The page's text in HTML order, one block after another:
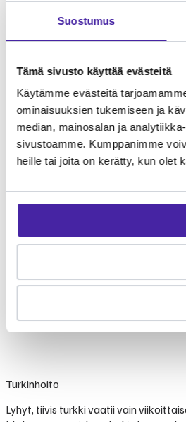
Suostumus
Tämä sivusto käyttää evästeitä
Käytämme evästeitä
ominaisuuksien tukemiseen ja
median, mainosalan ja
sivustoamme. Kumppanimme
heille tai joita on kerätty, kun olet
American bobtail nauttii
leikkituokiosta. Interaktiiviset lelut ja
Turkinhoito
Lyhyt, tiivis turkki vaatii vain